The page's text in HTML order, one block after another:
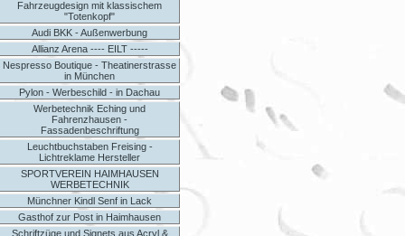
Fahrzeugdesign mit klassischem
"Totenkopf"
Audi BKK - Außenwerbung
Allianz Arena ---- EILT -----
Nespresso Boutique - Theatinerstrasse
in München
Pylon - Werbeschild - in Dachau
Werbetechnik Eching und
Fahrenzhausen -
Fassadenbeschriftung
Leuchtbuchstaben Freising -
Lichtreklame Hersteller
SPORTVEREIN HAIMHAUSEN
WERBETECHNIK
Münchner Kindl Senf in Lack
Gasthof zur Post in Haimhausen
Schriftzüge und Signets aus Acryl &